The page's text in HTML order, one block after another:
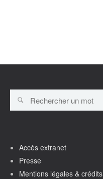
Accès extranet
Presse
Mentions légales & crédits